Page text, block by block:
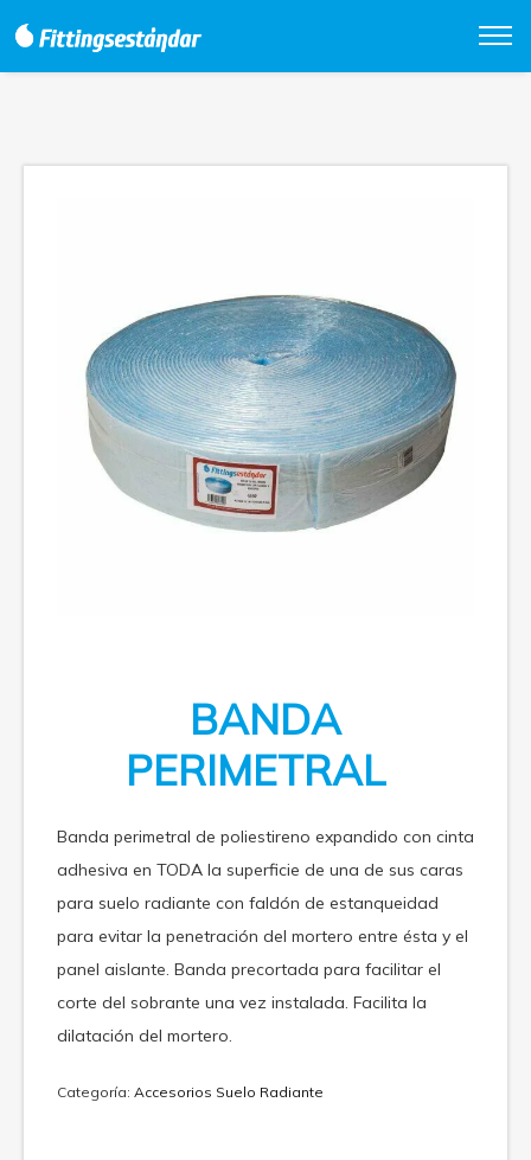
BANDA
PERIMETRAL
Banda perimetral de poliestireno expandido con cinta
adhesiva en TODA la superficie de una de sus caras
para suelo radiante con faldón de estanqueidad
para evitar la penetración del mortero entre ésta y el
panel aislante. Banda precortada para facilitar el
corte del sobrante una vez instalada. Facilita la
dilatación del mortero.
Categoría: Accesorios Suelo Radiante